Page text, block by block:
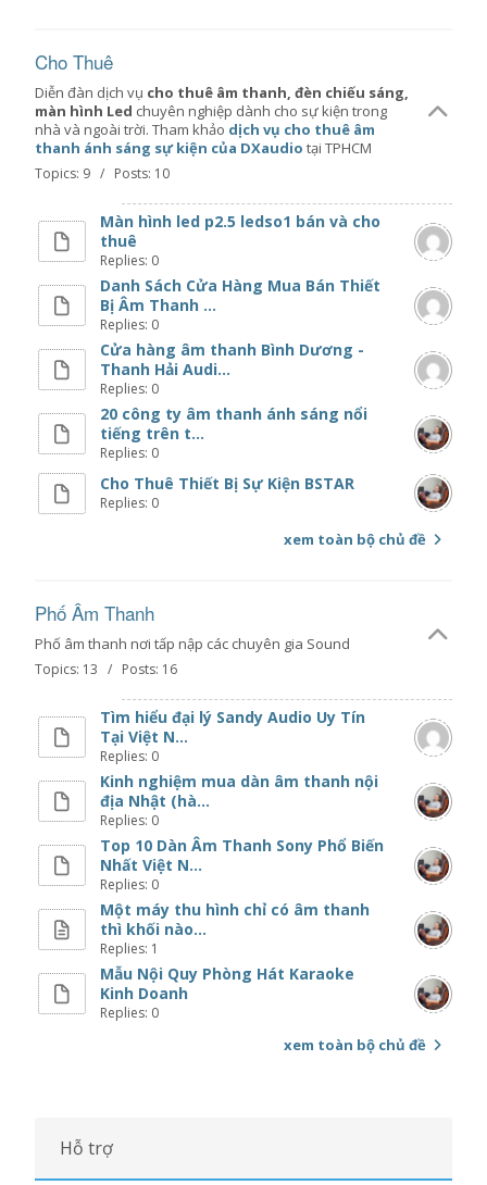
Cho Thuê
Diễn đàn dịch vụ cho thuê âm thanh, đèn chiếu sáng,
màn hình Led chuyên nghiệp dành cho sự kiện trong
nhà và ngoài trời. Tham khảo dịch vụ cho thuê âm
thanh ánh sáng sự kiện của DXaudio tại TPHCM
Topics: 9 / Posts: 10
Màn hình led p2.5 ledso1 bán và cho
thuê
Replies: 0
Danh Sách Cửa Hàng Mua Bán Thiết
Bị Âm Thanh ...
Replies: 0
Cửa hàng âm thanh Bình Dương -
Thanh Hải Audi...
Replies: 0
20 công ty âm thanh ánh sáng nổi
tiếng trên t...
Replies: 0
Cho Thuê Thiết Bị Sự Kiện BSTAR
Replies: 0
xem toàn bộ chủ đề
Phố Âm Thanh
Phố âm thanh nơi tấp nập các chuyên gia Sound
Topics: 13 / Posts: 16
Tìm hiểu đại lý Sandy Audio Uy Tín
Tại Việt N...
Replies: 0
Kinh nghiệm mua dàn âm thanh nội
địa Nhật (hà...
Replies: 0
Top 10 Dàn Âm Thanh Sony Phổ Biến
Nhất Việt N...
Replies: 0
Một máy thu hình chỉ có âm thanh
thì khối nào...
Replies: 1
Mẫu Nội Quy Phòng Hát Karaoke
Kinh Doanh
Replies: 0
xem toàn bộ chủ đề
Hỗ trợ